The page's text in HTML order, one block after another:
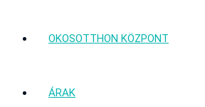
OKOSOTTHON KÖZPONT
ÁRAK